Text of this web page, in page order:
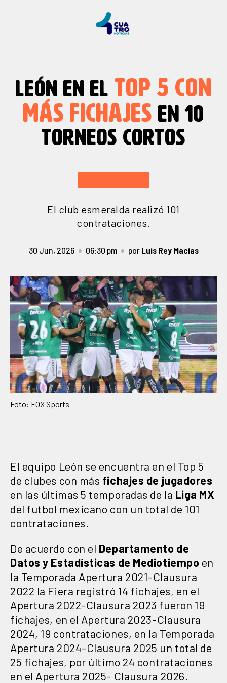
LEÓN EN EL TOP 5 CON
MÁS FICHAJES EN 10
TORNEOS CORTOS
El club esmeralda realizó 101
contrataciones.
30 Jun, 2026 06:30 pm por Luis Rey Macías
Foto: FOX Sports
El equipo León se encuentra en el Top 5
de clubes con más fichajes de jugadores
en las últimas 5 temporadas de la Liga MX
del futbol mexicano con un total de 101
contrataciones.
De acuerdo con el Departamento de
Datos y Estadísticas de Mediotiempo en
la Temporada Apertura 2021-Clausura
2022 la Fiera registró 14 fichajes, en el
Apertura 2022-Clausura 2023 fueron 19
fichajes, en el Apertura 2023-Clausura
2024, 19 contrataciones, en la Temporada
Apertura 2024-Clausura 2025 un total de
25 fichajes, por último 24 contrataciones
en el Apertura 2025- Clausura 2026.